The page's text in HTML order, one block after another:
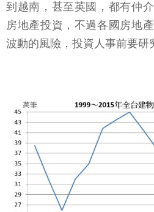
到越南，甚至英國，都有仲
房地產投資，不過各國房地
波動的風險，投資人事前要研